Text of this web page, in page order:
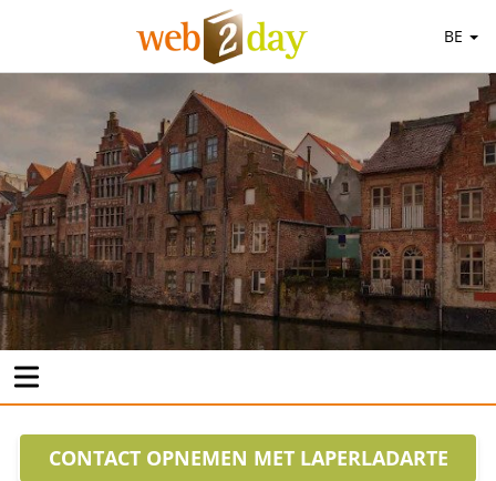
BE
CONTACT OPNEMEN MET LAPERLADARTE